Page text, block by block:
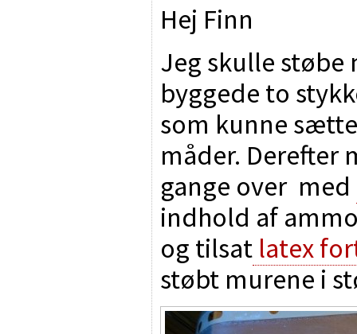
Hej Finn
Jeg skulle støbe
byggede to
som kunne
måder. Derefter
gange over med
indhold af
og tilsat latex
støbt murene i